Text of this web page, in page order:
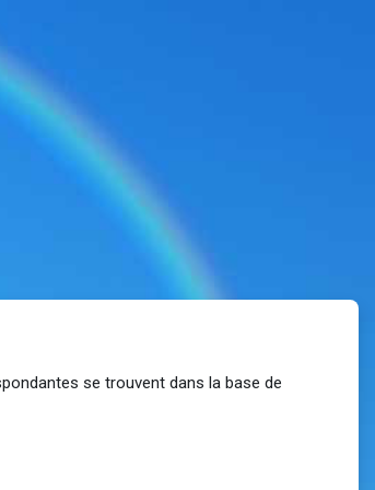
se trouvent dans la base de